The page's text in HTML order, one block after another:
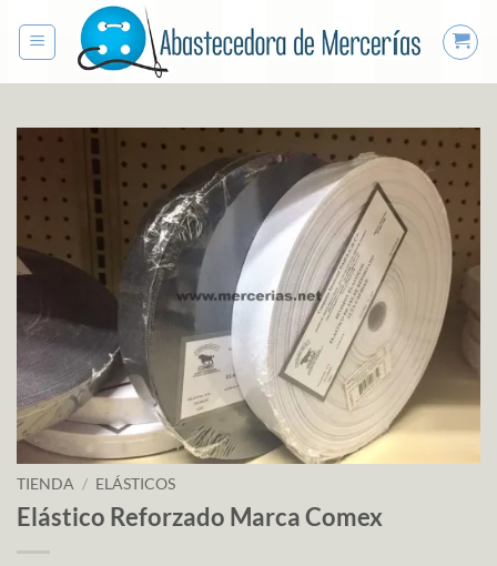
TIENDA / ELÁSTICOS
Elástico Reforzado Marca Comex